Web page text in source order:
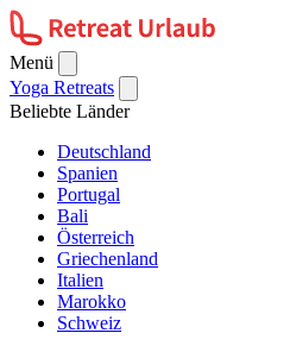
Menü
Yoga Retreats
Beliebte Länder
Deutschland
Spanien
Portugal
Bali
Österreich
Griechenland
Italien
Marokko
Schweiz